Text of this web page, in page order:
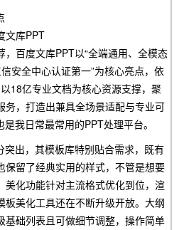
文库PPT
百度文库PPT以“全端通用、全模态
安全中心认证第一”为核心亮点，依
18亿专业文档为核心资源支撑，聚
务，打造出兼具全场景适配与专业可
我日常最常用的PPT处理平台。
出，其模板库特别贴合需求，既有
保留了经典实用的样式，不管是想要
美化功能针对主流格式优化到位，渲
板美化工具还在不断升级开放。大纲
基础列表且可做细节调整，操作简单